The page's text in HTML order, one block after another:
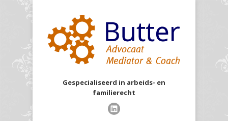
Gespecialiseerd in arbeids- en
familierecht